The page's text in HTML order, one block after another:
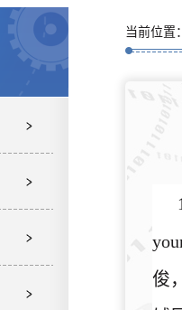
当前位置
俊